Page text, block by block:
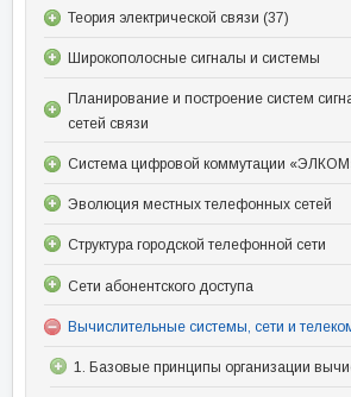
Теория электрической связи (37)
Широкополосные сигналы и системы
Планирование и построение систем
сетей связи
Система цифровой коммутации
Эволюция местных телефонных сетей
Структура городской телефонной сети
Сети абонентского доступа
Вычислительные системы, сети и
1. Базовые принципы организации